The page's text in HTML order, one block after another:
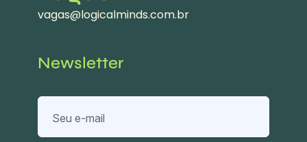
vagas@logicalminds.com.br
Newsletter